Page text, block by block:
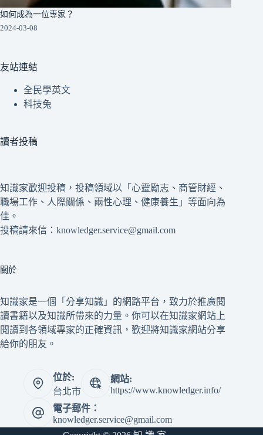
如何成為一位專家？
2024-03-08
友站連結
全民學英文
科技兔
讀者投稿
知識家歡迎投稿，投稿領域以「心靈勵志、商管財經、
職場工作、人際關係、兩性心理、健康養生」等面向為
佳。
投稿請來信：knowledger.service@gmail.com
關於
知識家是一個「分享知識」的網路平台，致力於推廣閱
讀書籍以及知識所帶來的力量。你可以在知識家網站上
閱讀到各領域專家的正確資訊，歡迎將知識家網站分享
給你的朋友。
位於:
台北市
網站:
https://www.knowledger.info/
電子郵件：
knowledger.service@gmail.com